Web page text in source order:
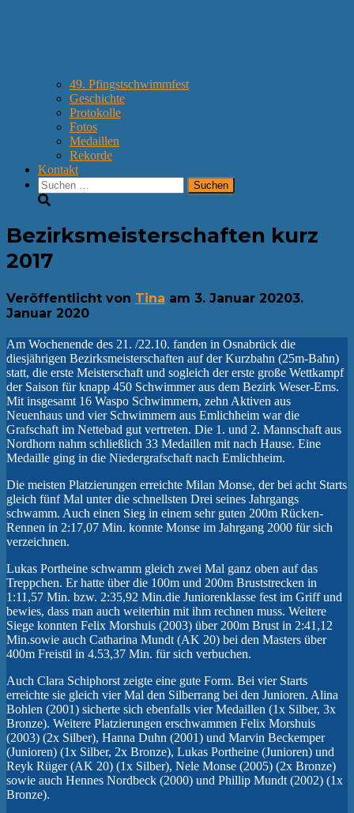
49. Pfingstschwimmfest
Geschichte
Protokolle
Fotos
Medaillen
Rekorde
Kontakt
Suchen
nach:
Bezirksmeisterschaften kurz
2017
Veröffentlicht von Tina am 3. Januar 20203.
Januar 2020
Am Wochenende des 21. /22.10. fanden in Osnabrück die
diesjährigen Bezirksmeisterschaften auf der Kurzbahn (25m-Bahn)
statt, die erste Meisterschaft und sogleich der erste große Wettkampf
der Saison für knapp 450 Schwimmer aus dem Bezirk Weser-Ems.
Mit insgesamt 16 Waspo Schwimmern, zehn Aktiven aus
Neuenhaus und vier Schwimmern aus Emlichheim war die
Grafschaft im Nettebad gut vertreten. Die 1. und 2. Mannschaft aus
Nordhorn nahm schließlich 33 Medaillen mit nach Hause. Eine
Medaille ging in die Niedergrafschaft nach Emlichheim.
Die meisten Platzierungen erreichte Milan Monse, der bei acht Starts
gleich fünf Mal unter die schnellsten Drei seines Jahrgangs
schwamm. Auch einen Sieg in einem sehr guten 200m Rücken-
Rennen in 2:17,07 Min. konnte Monse im Jahrgang 2000 für sich
verzeichnen.
Lukas Portheine schwamm gleich zwei Mal ganz oben auf das
Treppchen. Er hatte über die 100m und 200m Bruststrecken in
1:11,57 Min. bzw. 2:35,92 Min.die Juniorenklasse fest im Griff und
bewies, dass man auch weiterhin mit ihm rechnen muss. Weitere
Siege konnten Felix Morshuis (2003) über 200m Brust in 2:41,12
Min.sowie auch Catharina Mundt (AK 20) bei den Masters über
400m Freistil in 4.53,37 Min. für sich verbuchen.
Auch Clara Schiphorst zeigte eine gute Form. Bei vier Starts
erreichte sie gleich vier Mal den Silberrang bei den Junioren. Alina
Bohlen (2001) sicherte sich ebenfalls vier Medaillen (1x Silber, 3x
Bronze). Weitere Platzierungen erschwammen Felix Morshuis
(2003) (2x Silber), Hanna Duhn (2001) und Marvin Beckemper
(Junioren) (1x Silber, 2x Bronze), Lukas Portheine (Junioren) und
Reyk Rüger (AK 20) (1x Silber), Nele Monse (2005) (2x Bronze)
sowie auch Hennes Nordbeck (2000) und Phillip Mundt (2002) (1x
Bronze).